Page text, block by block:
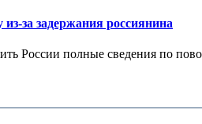
за задержания россиянина
России полные сведения по